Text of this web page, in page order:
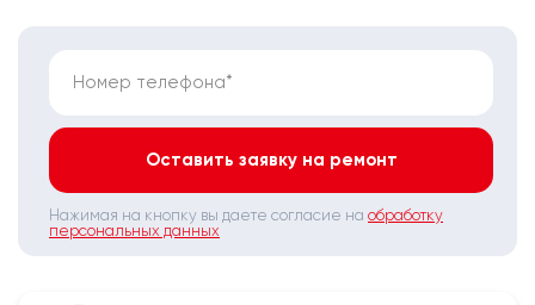
Номер телефона*
Оставить заявку на ремонт
Нажимая на кнопку вы даете согласие на обработку
персональных данных